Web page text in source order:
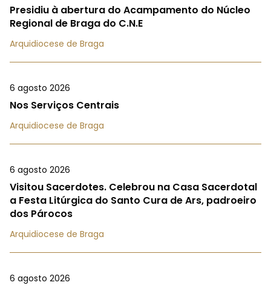
Presidiu à abertura do Acampamento do Núcleo
Regional de Braga do C.N.E
Arquidiocese de Braga
6 agosto 2026
Nos Serviços Centrais
Arquidiocese de Braga
6 agosto 2026
Visitou Sacerdotes. Celebrou na Casa Sacerdotal
a Festa Litúrgica do Santo Cura de Ars, padroeiro
dos Párocos
Arquidiocese de Braga
6 agosto 2026